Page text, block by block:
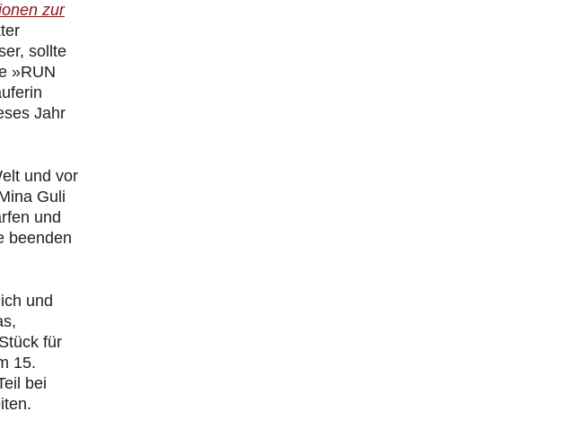
zur
sollte
»RUN
Jahr
und vor
Guli
und
beenden
und
für
15.
bei